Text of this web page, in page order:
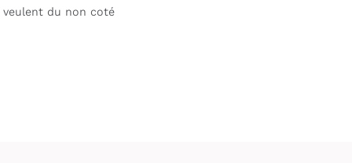
veulent du non coté